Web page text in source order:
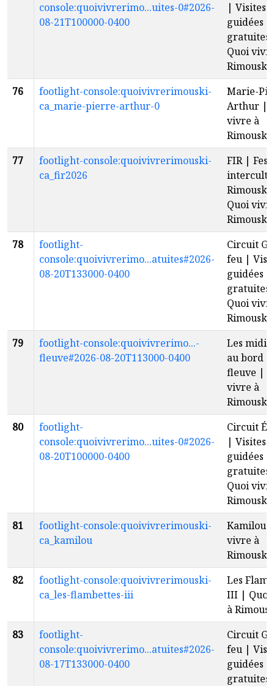
console:quoivivrerimo...uites-0#2026-
08-21T100000-0400
| Visites
guidées
Quoi
Rimouski
76
footlight-console:quoivivrerimouski-
ca_marie-pierre-arthur-0
Marie-
Arthur |
vivre à
Rimouski
77
footlight-console:quoivivrerimouski-
ca_fir2026
FIR |
Quoi
Rimouski
78
footlight-
console:quoivivrerimo...atuites#2026-
08-20T133000-0400
Circuit
feu |
guidées
Quoi
Rimouski
79
footlight-console:quoivivrerimo...-
fleuve#2026-08-20T113000-0400
Les midis
au bord
fleuve |
vivre à
Rimouski
80
footlight-
console:quoivivrerimo...uites-0#2026-
08-20T100000-0400
Circuit
| Visites
guidées
Quoi
Rimouski
81
footlight-console:quoivivrerimouski-
ca_kamilou
Kamilou
vivre à
Rimouski
82
footlight-console:quoivivrerimouski-
ca_les-flambettes-iii
Les
III | Quoi
à
83
footlight-
console:quoivivrerimo...atuites#2026-
08-17T133000-0400
Circuit
feu |
guidées